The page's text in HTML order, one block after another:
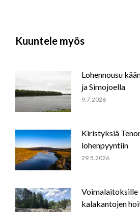
Kuuntele myös
Lohennousu
ja Simojoella
9.7.2026
Kiristyksiä
lohenpyyntiin
29.5.2026
Voimalaitoksille
kalakantojen